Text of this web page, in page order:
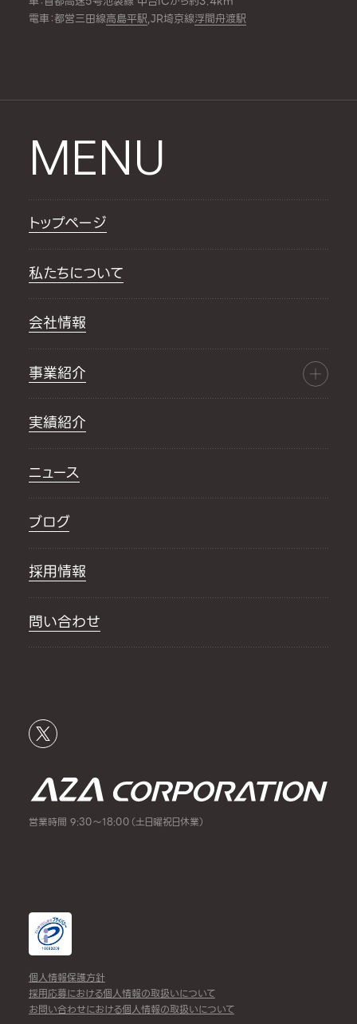
電車：都営三田線高島平駅,JR埼京線浮間舟渡駅
MENU
トップページ
私たちについて
会社情報
事業紹介
実績紹介
ニュース
ブログ
採用情報
問い合わせ
営業時間 9:30～18:00（土日曜祝日休業）
個人情報保護方針
採用応募における個人情報の取扱いについて
お問い合わせにおける個人情報の取扱いについて